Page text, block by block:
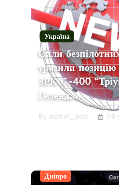
Україна
Сили
уразили позицію
ЗРК С-400
Геленд…
By admin_dely 09
Дніпро